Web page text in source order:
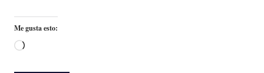
Me gusta esto:
Cargando...